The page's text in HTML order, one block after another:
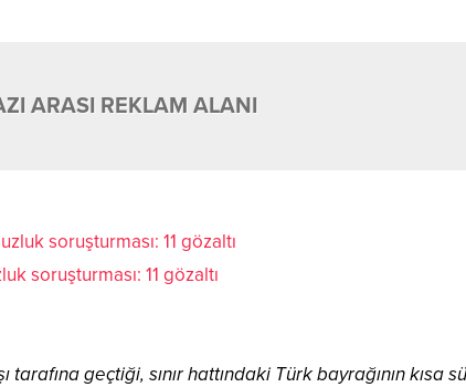
ARASI REKLAM ALANI
soruşturması: 11 gözaltı
tarafına geçtiği, sınır hattındaki Türk bayrağının kısa